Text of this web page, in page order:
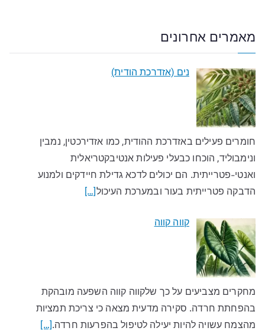
מאמרים אחרונים
נים (אזדרכת הודית)
חומרים פעילים באזדרכת ההודית, כמו אזדירכטין, נמבין
ונימבוליד, הוכחו כבעלי פעילות אנטיבקטריאלית
ואנטי-פטרייתית. הם יכולים לדכא גדילת חיידקים ולמנוע
הדבקה פטרייתית בעור ובמערכת העיכול[…]
קווה קווה
מחקרים מצביעים על כך שלקווה קווה השפעה מובהקת
בהפחתת חרדה. סקירה מדעית מצאה כי צריכת תמציות
מהצמח עשויה להיות יעילה לטיפול בהפרעות חרדה.[…]